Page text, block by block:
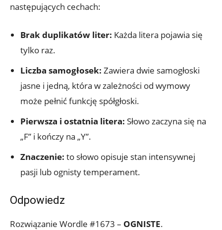
następujących cechach:
Brak duplikatów liter: Każda litera pojawia się
tylko raz.
Liczba samogłosek: Zawiera dwie samogłoski
jasne i jedną, która w zależności od wymowy
może pełnić funkcję spółgłoski.
Pierwsza i ostatnia litera: Słowo zaczyna się na
„F” i kończy na „Y”.
Znaczenie: to słowo opisuje stan intensywnej
pasji lub ognisty temperament.
Odpowiedz
Rozwiązanie Wordle #1673 – OGNISTE.